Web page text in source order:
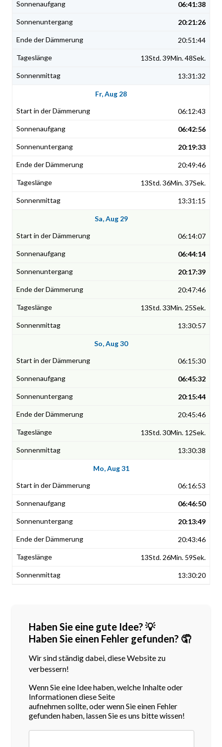
06:41:38
20:21:26
20:51:44
13Std. 39Min. 48Sek.
13:31:32
Fr, Aug 28
06:12:43
06:42:56
20:19:33
20:49:46
13Std. 36Min. 37Sek.
13:31:15
Sa, Aug 29
06:14:07
06:44:14
20:17:39
20:47:46
13Std. 33Min. 25Sek.
13:30:57
So, Aug 30
06:15:30
06:45:32
20:15:44
20:45:46
13Std. 30Min. 12Sek.
13:30:38
Mo, Aug 31
06:16:53
06:46:50
20:13:49
20:43:46
13Std. 26Min. 59Sek.
13:30:20
Haben Sie eine gute Idee? 💡
Haben Sie einen Fehler gefunden? 🤦
Wir sind ständig dabei, diese Website zu
verbessern!
Wenn Sie eine Idee haben, welche Inhalte oder
Informationen diese Seite
aufnehmen sollte, oder wenn Sie einen Fehler
gefunden haben, lassen Sie es uns bitte wissen!